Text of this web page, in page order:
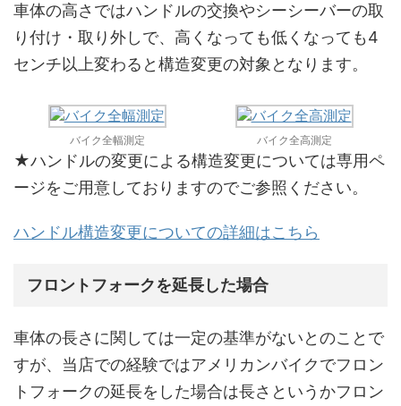
車体の高さではハンドルの交換やシーシーバーの取
り付け・取り外しで、高くなっても低くなっても4
センチ以上変わると構造変更の対象となります。
バイク全幅測定 バイク全高測定
★ハンドルの変更による構造変更については専用ペ
ージをご用意しておりますのでご参照ください。
ハンドル構造変更についての詳細はこちら
フロントフォークを延長した場合
車体の長さに関しては一定の基準がないとのことで
すが、当店での経験ではアメリカンバイクでフロン
トフォークの延長をした場合は長さというかフロン